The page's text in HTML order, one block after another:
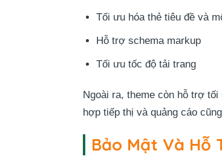
Tối ưu hóa thẻ tiêu đề và
Hỗ trợ schema markup
Tối ưu tốc độ tải trang
Ngoài ra, theme còn hỗ trợ
hợp tiếp thị và quảng cáo
Bảo Mật Và Hỗ